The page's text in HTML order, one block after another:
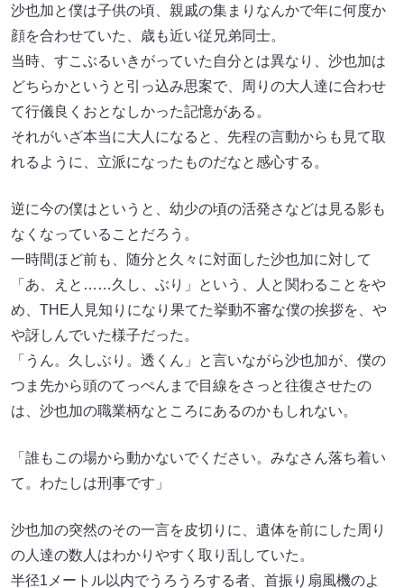
沙也加と僕は子供の頃、親戚の集まりなんかで年に何度か
顔を合わせていた、歳も近い従兄弟同士。
当時、すこぶるいきがっていた自分とは異なり、沙也加は
どちらかというと引っ込み思案で、周りの大人達に合わせ
て行儀良くおとなしかった記憶がある。
それがいざ本当に大人になると、先程の言動からも見て取
れるように、立派になったものだなと感心する。
逆に今の僕はというと、幼少の頃の活発さなどは見る影も
なくなっていることだろう。
一時間ほど前も、随分と久々に対面した沙也加に対して
「あ、えと……久し、ぶり」という、人と関わることをや
め、THE人見知りになり果てた挙動不審な僕の挨拶を、や
や訝しんでいた様子だった。
「うん。久しぶり。透くん」と言いながら沙也加が、僕の
つま先から頭のてっぺんまで目線をさっと往復させたの
は、沙也加の職業柄なところにあるのかもしれない。
「誰もこの場から動かないでください。みなさん落ち着い
て。わたしは刑事です」
沙也加の突然のその一言を皮切りに、遺体を前にした周り
の人達の数人はわかりやすく取り乱していた。
半径1メートル以内でうろうろする者、首振り扇風機のよ